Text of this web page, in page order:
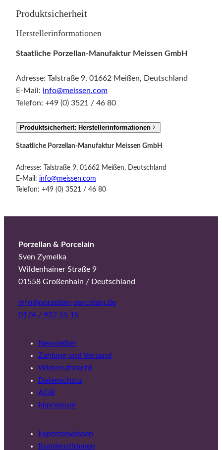
l
e
m
a
l
r
M
e
n
Produktsicherheit
Herstellerinformationen
Staatliche Porzellan-Manufaktur Meissen GmbH
Adresse: Talstraße 9, 01662 Meißen, Deutschland
E-Mail: info@meissen.com
Telefon: +49 (0) 3521 / 46 80
Produktsicherheit: Herstellerinformationen
Staatliche Porzellan-Manufaktur Meissen GmbH
Adresse: Talstraße 9, 01662 Meißen, Deutschland
E-Mail: info@meissen.com
Telefon: +49 (0) 3521 / 46 80
Porzellan & Porcelain
Sven Zymelka
Wildenhainer Straße 9
01558 Großenhain / Deutschland
info@porzellan-porcelain.de
0174 / 922 55 15
Newsletter
Zahlung und Versand
Widerrufsrecht
Datenschutz
AGB
Impressum
Expertenwissen
Kundenstimmen